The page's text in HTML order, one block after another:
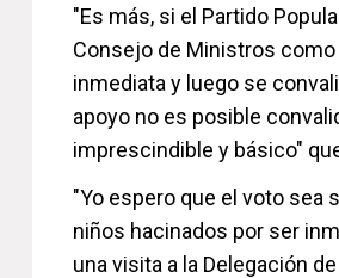
"Es más, si el Partido
Consejo de Ministros
inmediata y luego se
apoyo no es posible
imprescindible y básico"
"Yo espero que el voto sea
niños hacinados por ser
una visita a la Delegación